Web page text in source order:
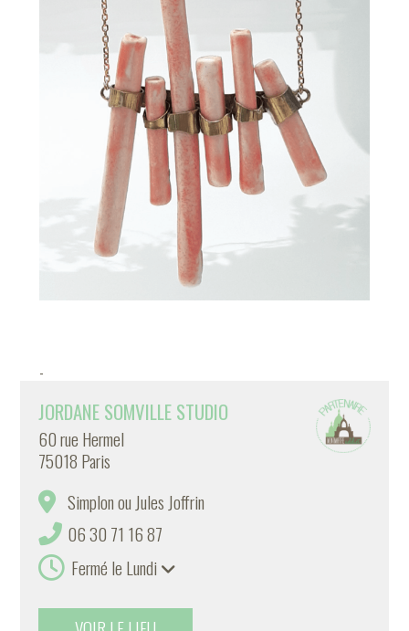
-
JORDANE SOMVILLE STUDIO
60 rue Hermel
75018 Paris
Simplon ou Jules Joffrin
06 30 71 16 87
Fermé le Lundi